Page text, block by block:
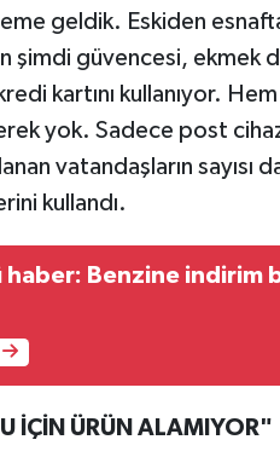
geldik. Eskiden
şimdi güvencesi, ekmek
kartını kullanıyor.
yok. Sadece post
vatandaşların sayısı
kullandı.
haber: Benzine indirim
İÇİN ÜRÜN ALAMIYOR"